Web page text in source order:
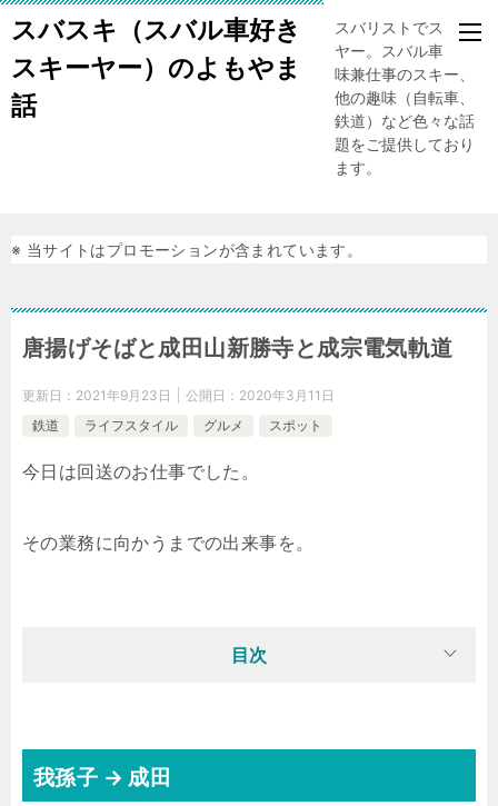
スバスキ（スバル車好き
スキーヤー）のよもやま
話
スバリストでスキー
ヤー。スバル車、趣
味兼仕事のスキー、
他の趣味（自転車、
鉄道）など色々な話
題をご提供しており
ます。
※ 当サイトはプロモーションが含まれています。
唐揚げそばと成田山新勝寺と成宗電気軌道
更新日： 2021年9月23日 公開日： 2020年3月11日
鉄道
ライフスタイル グルメ スポット
今日は回送のお仕事でした。
その業務に向かうまでの出来事を。
目次
我孫子 → 成田